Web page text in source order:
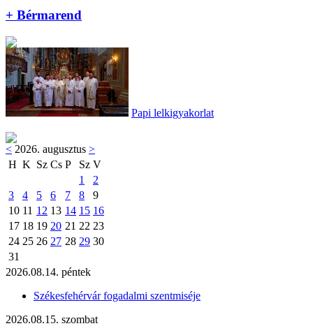
+ Bérmarend
Papi lelkigyakorlat
< 2026. augusztus >
H K Sz Cs P Sz V
1
2
3
4 5 6 7 8
9
10 11 12 13 14 15 16
17 18 19 20 21 22 23
24 25 26 27 28 29 30
31
2026.08.14. péntek
Székesfehérvár fogadalmi szentmiséje
2026.08.15. szombat